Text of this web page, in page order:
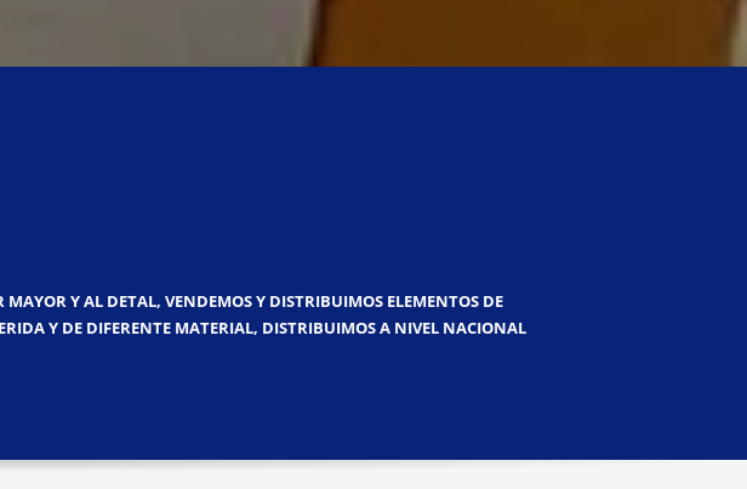
Y AL DETAL, VENDEMOS Y DISTRIBUIMOS ELEMENTOS DE
Y DE DIFERENTE MATERIAL, DISTRIBUIMOS A NIVEL NACIONAL